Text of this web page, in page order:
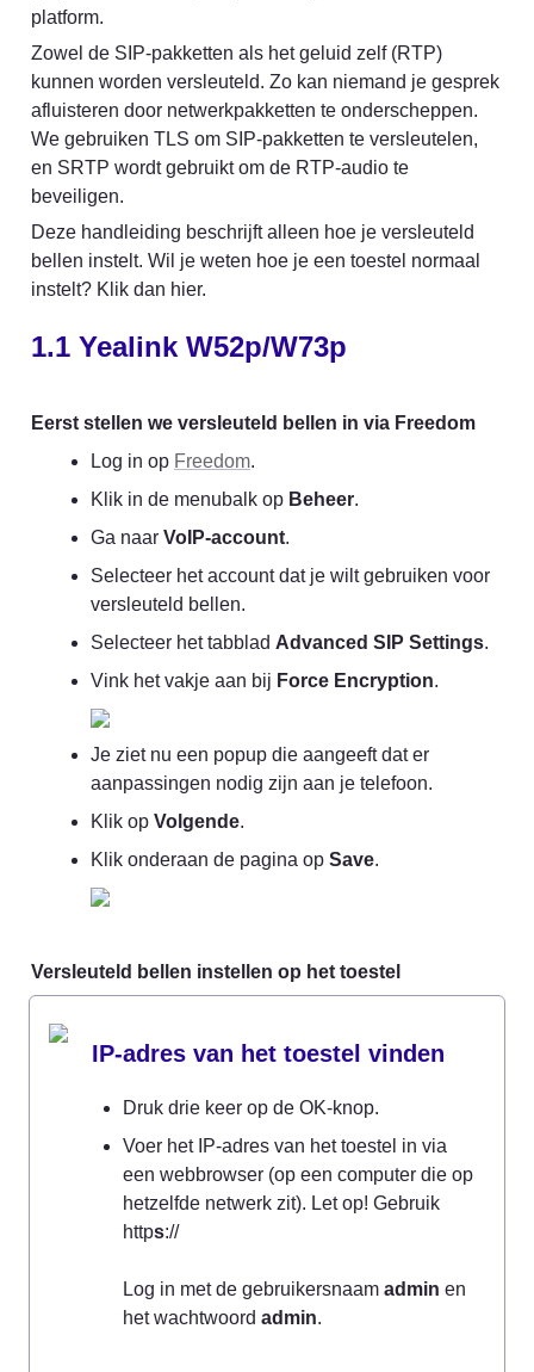
platform.
Zowel de SIP-pakketten als het geluid zelf (RTP)
kunnen worden versleuteld. Zo kan niemand je gesprek
afluisteren door netwerkpakketten te onderscheppen.
We gebruiken TLS om SIP-pakketten te versleutelen,
en SRTP wordt gebruikt om de RTP-audio te
beveiligen.
Deze handleiding beschrijft alleen hoe je versleuteld
bellen instelt. Wil je weten hoe je een toestel normaal
instelt? Klik dan hier.
1.1 Yealink W52p/W73p
Eerst stellen we versleuteld bellen in via Freedom
Log in op Freedom.
Klik in de menubalk op Beheer.
Ga naar VoIP-account.
Selecteer het account dat je wilt gebruiken voor
versleuteld bellen.
Selecteer het tabblad Advanced SIP Settings.
Vink het vakje aan bij Force Encryption.
Je ziet nu een popup die aangeeft dat er
aanpassingen nodig zijn aan je telefoon.
Klik op Volgende.
Klik onderaan de pagina op Save.
Versleuteld bellen instellen op het toestel
IP-adres van het toestel vinden
Druk drie keer op de OK-knop.
Voer het IP-adres van het toestel in via
een webbrowser (op een computer die op
hetzelfde netwerk zit). Let op! Gebruik
https://
Log in met de gebruikersnaam admin en
het wachtwoord admin